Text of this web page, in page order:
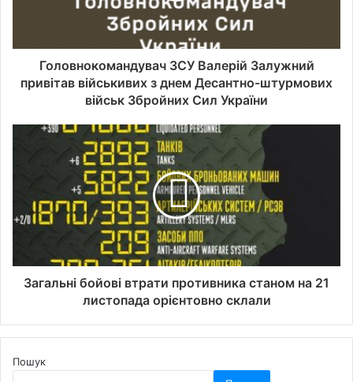
Головнокомандувач ЗСУ Валерій Залужний
привітав військивих з днем Десантно-штурмових
військ Збройних Сил України
Загальні бойові втрати противника станом на 21
листопада орієнтовно склали
Пошук